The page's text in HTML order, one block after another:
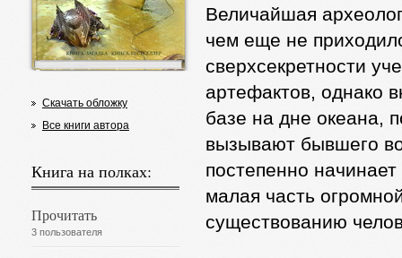
Скачать обложку
Все книги автора
Книга на полках:
Прочитать
3 пользователя
Величайшая
чем еще не
сверхсекретности
артефактов, однако
базе на дне океана,
вызывают бывшего
постепенно
малая часть
существованию